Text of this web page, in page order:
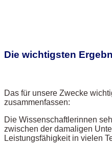
Die wichtigsten
Das für unsere Zwecke
zusammenfassen:
Die Wissenschaftlerinnen
zwischen der damaligen
Leistungsfähigkeit in vielen